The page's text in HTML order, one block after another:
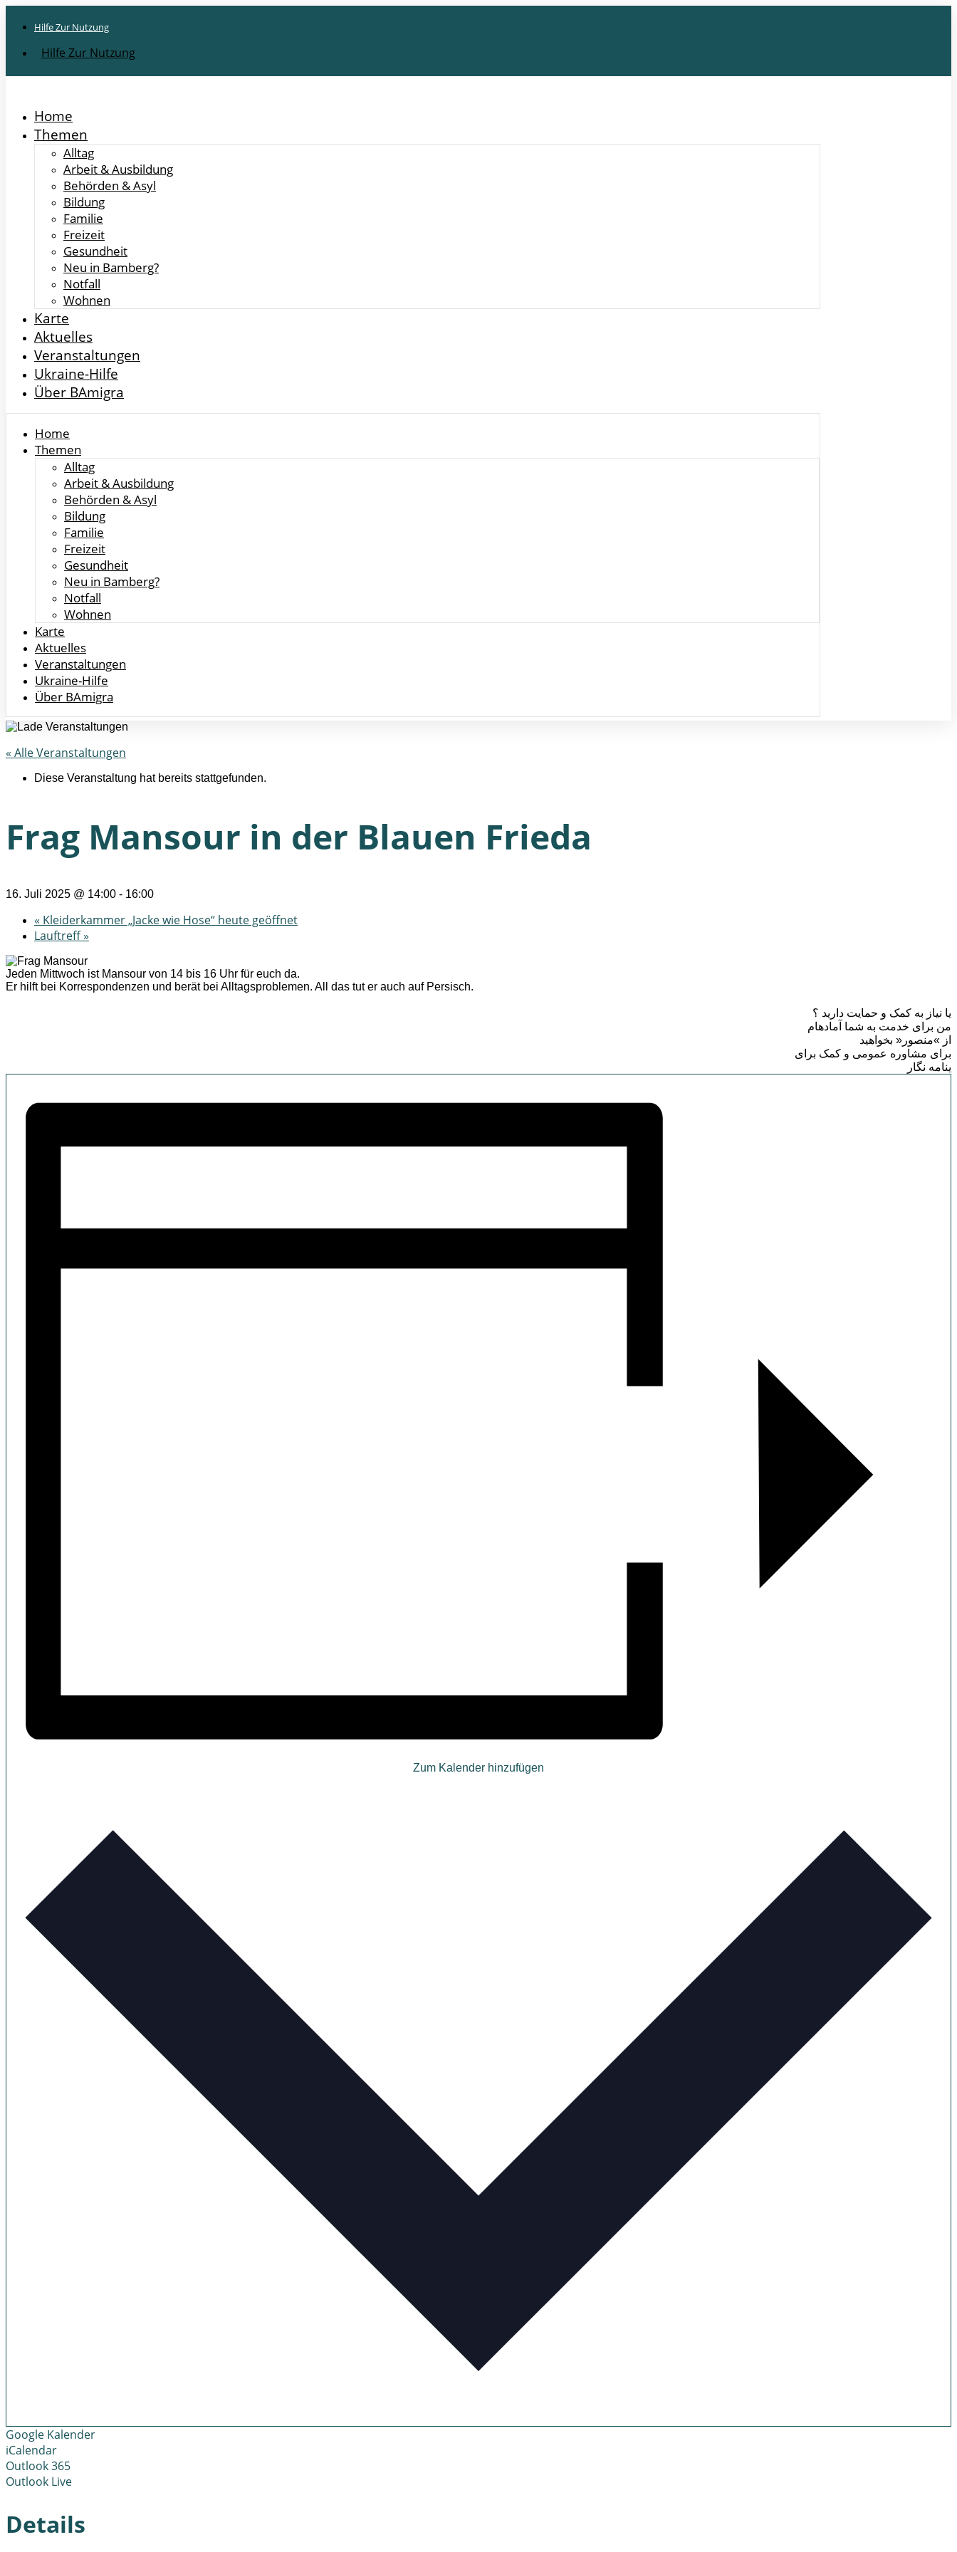
Hilfe Zur Nutzung
Hilfe Zur Nutzung
Home
Themen
Alltag
Arbeit & Ausbildung
Behörden & Asyl
Bildung
Familie
Freizeit
Gesundheit
Neu in Bamberg?
Notfall
Wohnen
Karte
Aktuelles
Veranstaltungen
Ukraine-Hilfe
Über BAmigra
Home
Themen
Alltag
Arbeit & Ausbildung
Behörden & Asyl
Bildung
Familie
Freizeit
Gesundheit
Neu in Bamberg?
Notfall
Wohnen
Karte
Aktuelles
Veranstaltungen
Ukraine-Hilfe
Über BAmigra
« Alle Veranstaltungen
Diese Veranstaltung hat bereits stattgefunden.
Frag Mansour in der Blauen Frieda
16. Juli 2025 @ 14:00 - 16:00
« Kleiderkammer „Jacke wie Hose“ heute geöffnet
Lauftreff»
Jeden Mittwoch ist Mansour von 14 bis 16 Uhr für euch da.
Er hilft bei Korrespondenzen und berät bei Alltagsproblemen. All das tut er auch auf Persisch.
یا نیاز به کمک و حمایت دارید ؟
من برای خدمت به شما آمادهام
از »منصور« بخواهید
برای مشاوره عمومی و کمک برای
ینامه نگار
Zum Kalender hinzufügen
Google Kalender
iCalendar
Outlook 365
Outlook Live
Details